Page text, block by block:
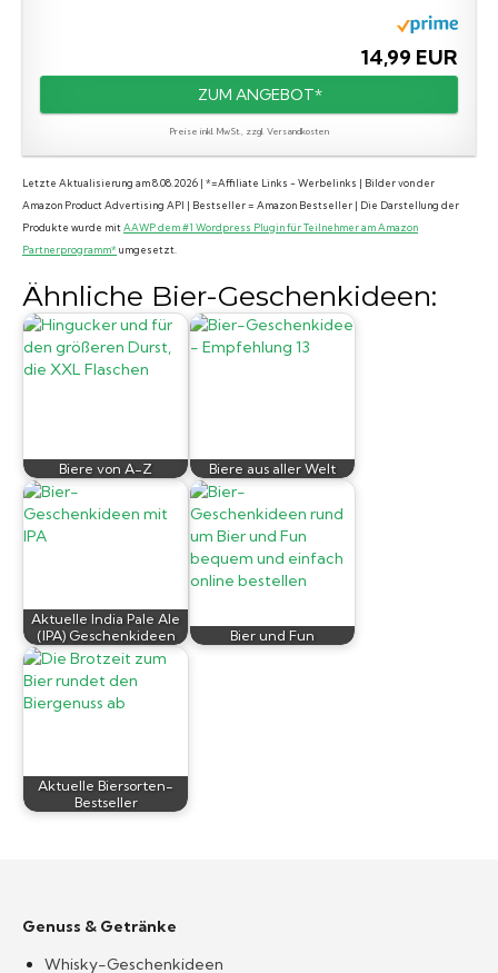
14,99 EUR
ZUM ANGEBOT*
Preise inkl. MwSt., zzgl. Versandkosten
Letzte Aktualisierung am 8.08.2026 | *=Affiliate Links - Werbelinks | Bilder von der
Amazon Product Advertising API | Bestseller = Amazon Bestseller | Die Darstellung der
Produkte wurde mitAAWP dem #1 Wordpress Plugin für Teilnehmer am Amazon
Partnerprogramm* umgesetzt.
Ähnliche Bier-Geschenkideen:
Biere von A-Z Biere aus aller Welt
Aktuelle India Pale Ale
(IPA) Geschenkideen
Bier und Fun
Aktuelle Biersorten-
Bestseller
Genuss & Getränke
Whisky-Geschenkideen